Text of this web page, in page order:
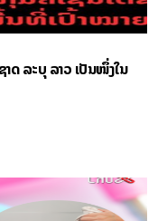
ດ ລະບຸ ລາວ ເປັນໜຶ່ງໃນ